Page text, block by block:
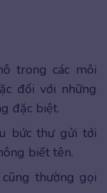
trong các môi
đối với những
đặc biệt.
bức thư gửi tới
biết tên.
thường gọi